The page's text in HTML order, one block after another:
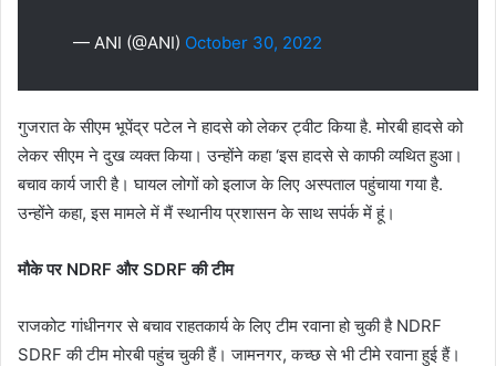
— ANI (@ANI) October 30, 2022
गुजरात के सीएम भूपेंद्र पटेल ने हादसे को लेकर ट्वीट किया है. मोरबी हादसे को
लेकर सीएम ने दुख व्यक्त किया। उन्होंने कहा ‘इस हादसे से काफी व्यथित हुआ।
बचाव कार्य जारी है। घायल लोगों को इलाज के लिए अस्पताल पहुंचाया गया है.
उन्होंने कहा, इस मामले में मैं स्थानीय प्रशासन के साथ सपंर्क में हूं।
मौके पर NDRF और SDRF की टीम
राजकोट गांधीनगर से बचाव राहतकार्य के लिए टीम रवाना हो चुकी है NDRF
SDRF की टीम मोरबी पहुंच चुकी हैं। जामनगर, कच्छ से भी टीमे रवाना हुई हैं।